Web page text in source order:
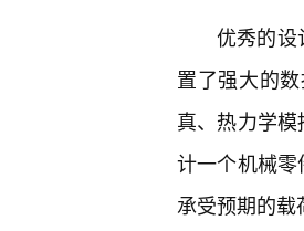
优秀的设
置了强大的
真、热力学
计一个机械
承受预期的载